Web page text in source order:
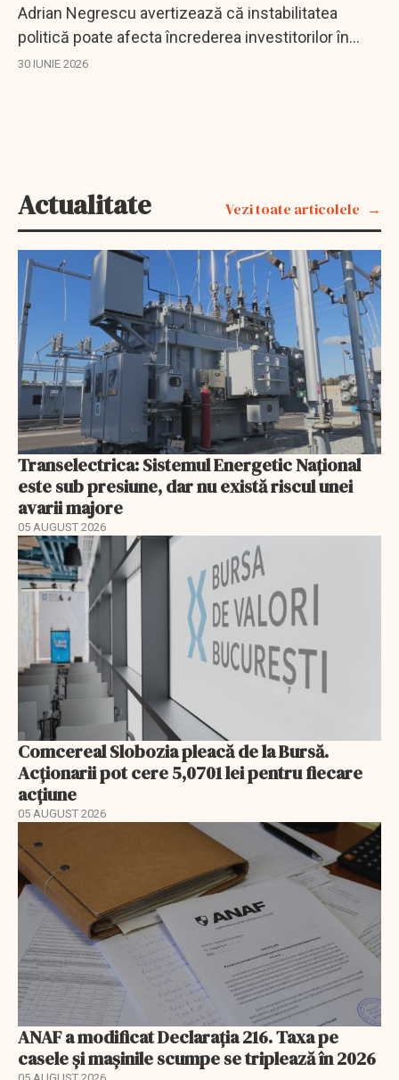
Adrian Negrescu avertizează că instabilitatea
politică poate afecta încrederea investitorilor în
România, chiar dacă deficitul bugetar a scăzut în
30 IUNIE 2026
Actualitate Vezi toate articolele
Transelectrica: Sistemul Energetic Național
este sub presiune, dar nu există riscul unei
avarii majore
05 AUGUST 2026
Comcereal Slobozia pleacă de la Bursă.
Acționarii pot cere 5,0701 lei pentru fiecare
acțiune
05 AUGUST 2026
ANAF a modificat Declarația 216. Taxa pe
casele și mașinile scumpe se triplează în 2026